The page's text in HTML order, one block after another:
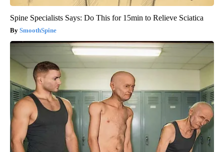
Spine Specialists Says: Do This for 15min to Relieve Sciatica
SmoothSpine